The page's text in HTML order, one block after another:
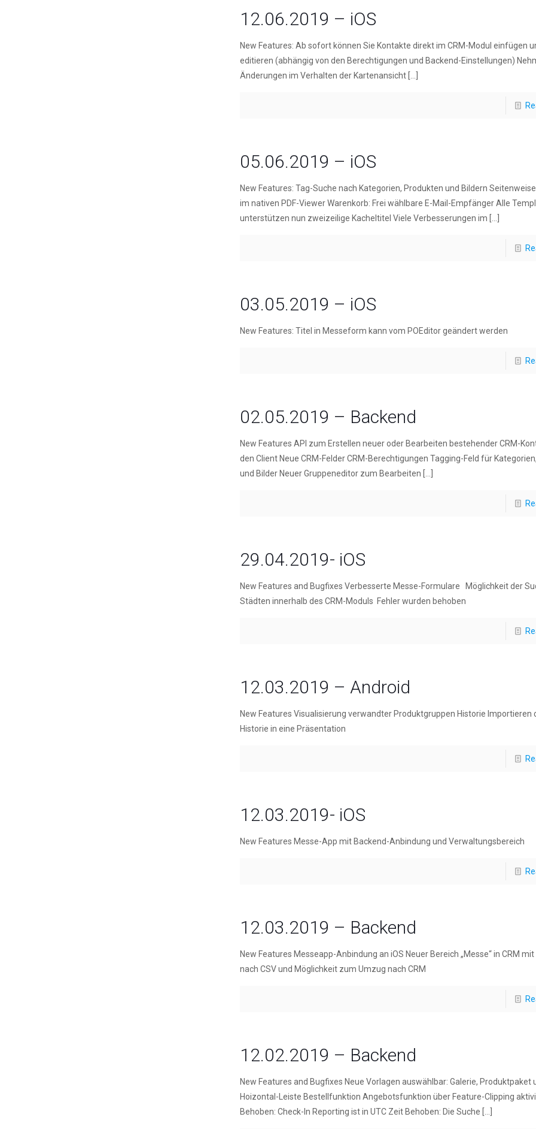
12.06.2019 – iOS
New Features: Ab sofort können Sie Kontakte direkt im CRM-Modul einfügen
editieren (abhängig von den Berechtigungen und Backend-Einstellungen)
Änderungen im Verhalten der Kartenansicht[…]
05.06.2019 – iOS
New Features: Tag-Suche nach Kategorien, Produkten und Bildern
im nativen PDF-Viewer Warenkorb: Frei wählbare E-Mail-Empfänger Alle
unterstützen nun zweizeilige Kacheltitel Viele Verbesserungen im
03.05.2019 – iOS
New Features: Titel in Messeform kann vom POEditor geändert werden
02.05.2019 – Backend
New Features API zum Erstellen neuer oder Bearbeiten bestehender CRM-
den Client Neue CRM-Felder CRM-Berechtigungen Tagging-Feld für
und Bilder Neuer Gruppeneditor zum Bearbeiten
29.04.2019- iOS
New Features and Bugfixes Verbesserte Messe-Formulare Möglichkeit der
Städten innerhalb des CRM-Moduls Fehler wurden behoben
12.03.2019 – Android
New Features Visualisierung verwandter Produktgruppen Historie Importieren
Historie in eine Präsentation
12.03.2019- iOS
New Features Messe-App mit Backend-Anbindung und Verwaltungsbereich
12.03.2019 – Backend
New Features Messeapp-Anbindung an iOS Neuer Bereich „Messe“ in CRM
nach CSV und Möglichkeit zum Umzug nach CRM
12.02.2019 – Backend
New Features and Bugfixes Neue Vorlagen auswählbar: Galerie, Produktpaket
Hoizontal-Leiste Bestellfunktion Angebotsfunktion über Feature-Clipping
Behoben: Check-In Reporting ist in UTC Zeit Behoben: Die Suche